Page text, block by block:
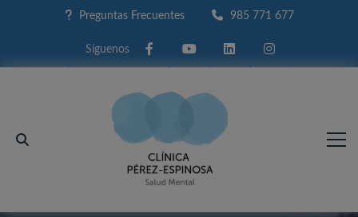
Preguntas Frecuentes 985 771 677
FacebookYoutube LinkedinInstagram